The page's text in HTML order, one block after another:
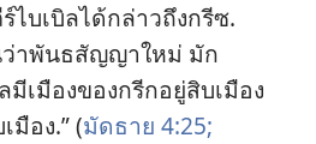
บเบิล​ได้​กล่าว​ถึง​กรีซ.
ว่า​พันธสัญญา​ใหม่ มัก​
เมือง​ของ​กรีก​อยู่​สิบ​เมือง​
มือง.” (มัดธาย 4:25;